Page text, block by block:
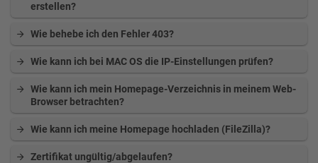
erstellen?
Wie behebe ich den Fehler 403?
Wie kann ich bei MAC OS die IP-Einstellungen prüfen?
Wie kann ich mein Homepage-Verzeichnis in meinem Web-
Browser betrachten?
Wie kann ich meine Homepage hochladen (FileZilla)?
Zertifikat ungültig/abgelaufen?